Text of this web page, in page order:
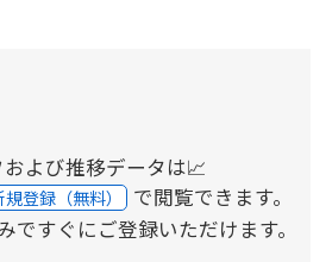
よび推移データは📈
規登録（無料） で閲覧できます。
ですぐにご登録いただけます。